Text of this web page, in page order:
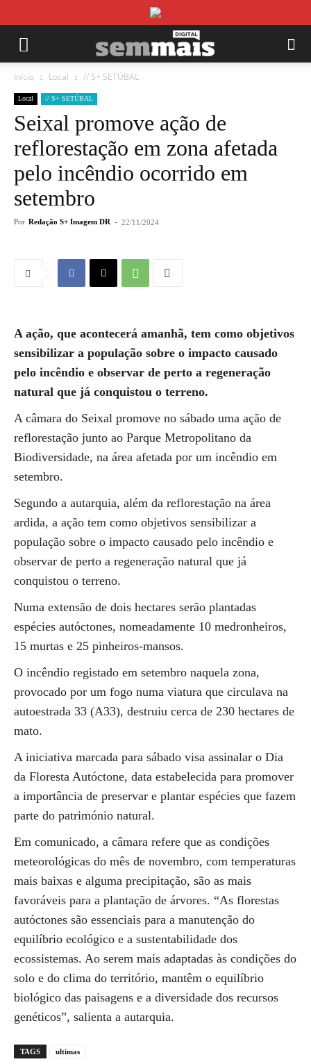
Início Local // S+ SETÚBAL
Local // S+ SETÚBAL
Seixal promove ação de
reflorestação em zona afetada
pelo incêndio ocorrido em
setembro
Por Redação S+ Imagem DR - 22/11/2024
A ação, que acontecerá amanhã, tem como objetivos
sensibilizar a população sobre o impacto causado
pelo incêndio e observar de perto a regeneração
natural que já conquistou o terreno.
A câmara do Seixal promove no sábado uma ação de
reflorestação junto ao Parque Metropolitano da
Biodiversidade, na área afetada por um incêndio em
setembro.
Segundo a autarquia, além da reflorestação na área
ardida, a ação tem como objetivos sensibilizar a
população sobre o impacto causado pelo incêndio e
observar de perto a regeneração natural que já
conquistou o terreno.
Numa extensão de dois hectares serão plantadas
espécies autóctones, nomeadamente 10 medronheiros,
15 murtas e 25 pinheiros-mansos.
O incêndio registado em setembro naquela zona,
provocado por um fogo numa viatura que circulava na
autoestrada 33 (A33), destruiu cerca de 230 hectares de
mato.
A iniciativa marcada para sábado visa assinalar o Dia
da Floresta Autóctone, data estabelecida para promover
a importância de preservar e plantar espécies que fazem
parte do património natural.
Em comunicado, a câmara refere que as condições
meteorológicas do mês de novembro, com temperaturas
mais baixas e alguma precipitação, são as mais
favoráveis para a plantação de árvores. “As florestas
autóctones são essenciais para a manutenção do
equilíbrio ecológico e a sustentabilidade dos
ecossistemas. Ao serem mais adaptadas às condições do
solo e do clima do território, mantêm o equilíbrio
biológico das paisagens e a diversidade dos recursos
genéticos”, salienta a autarquia.
TAGS ultimas